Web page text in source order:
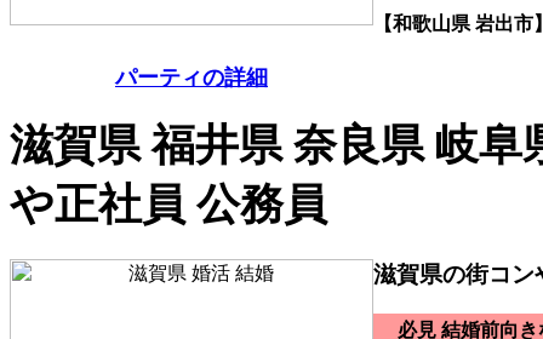
【和歌山県 岩出市
パーティの詳細
滋賀県 福井県 奈良県 岐
や正社員 公務員
滋賀県の街コン
必見 結婚前向